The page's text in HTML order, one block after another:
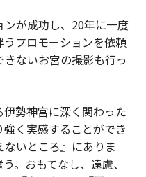
が成功し、20年に一度
プロモーションを依頼
ないお宮の撮影も行っ
伊勢神宮に深く関わった
く実感することができ
いところ』にありま
。おもてなし、遠慮、